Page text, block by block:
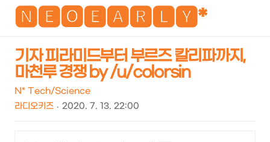
🅽🅴🅾🅴🅰🆁🅻🆈*
기자 피라미드부터 부르즈 칼리파까지,
마천루 경쟁 by /u/colorsin
N* Tech/Science
라디오키즈
2020. 7. 13. 22:00